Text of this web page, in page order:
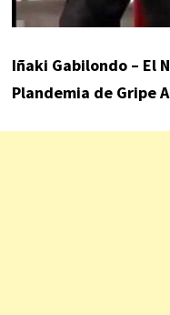
Iñaki Gabilondo – El
Plandemia de Gripe